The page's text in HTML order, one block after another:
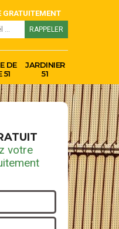
GRATUITEMENT
DE
51
JARDINIER
51
votre